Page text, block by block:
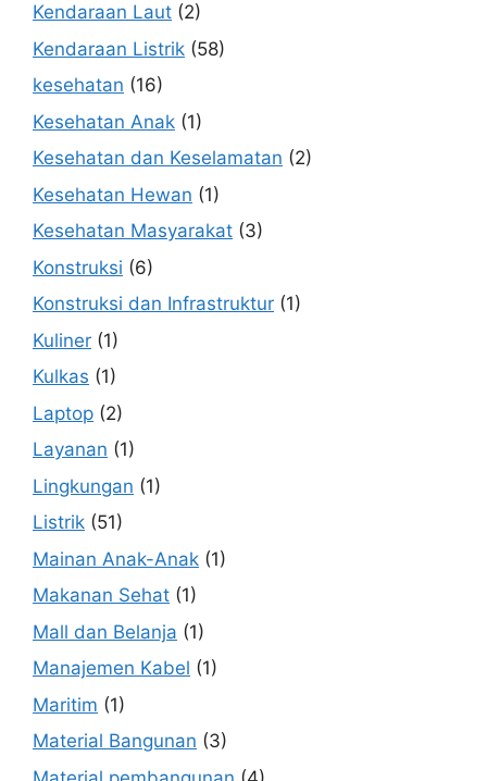
Kendaraan Laut (2)
Kendaraan Listrik (58)
kesehatan (16)
Kesehatan Anak (1)
Kesehatan dan Keselamatan (2)
Kesehatan Hewan (1)
Kesehatan Masyarakat (3)
Konstruksi (6)
Konstruksi dan Infrastruktur (1)
Kuliner (1)
Kulkas (1)
Laptop (2)
Layanan (1)
Lingkungan (1)
Listrik (51)
Mainan Anak-Anak (1)
Makanan Sehat (1)
Mall dan Belanja (1)
Manajemen Kabel (1)
Maritim (1)
Material Bangunan (3)